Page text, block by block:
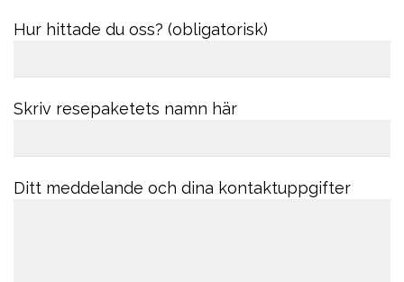
Hur hittade du oss? (obligatorisk)
Skriv resepaketets namn här
Ditt meddelande och dina kontaktuppgifter